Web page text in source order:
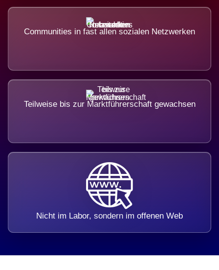
Communities in fast allen sozialen Netzwerken
Teilweise bis zur Marktführerschaft gewachsen
Nicht im Labor, sondern im offenen Web